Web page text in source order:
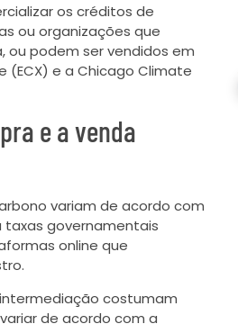
os créditos de
ou organizações que
ou podem ser vendidos em
(ECX) e a Chicago Climate
e a venda
variam de acordo com
taxas governamentais
online que
costumam
de acordo com a